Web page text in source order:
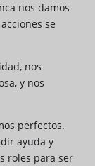
nos damos
se
nos
y nos
perfectos.
ayuda y
roles para ser